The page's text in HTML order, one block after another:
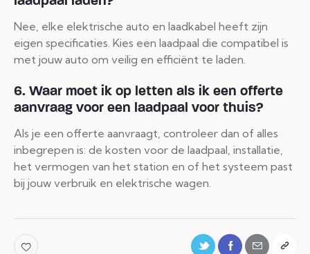
Nee, elke elektrische auto en laadkabel heeft zijn
eigen specificaties. Kies een laadpaal die compatibel is
met jouw auto om veilig en efficiënt te laden.
6. Waar moet ik op letten als ik een offerte
aanvraag voor een laadpaal voor thuis?
Als je een offerte aanvraagt, controleer dan of alles
inbegrepen is: de kosten voor de laadpaal, installatie,
het vermogen van het station en of het systeem past
bij jouw verbruik en elektrische wagen.